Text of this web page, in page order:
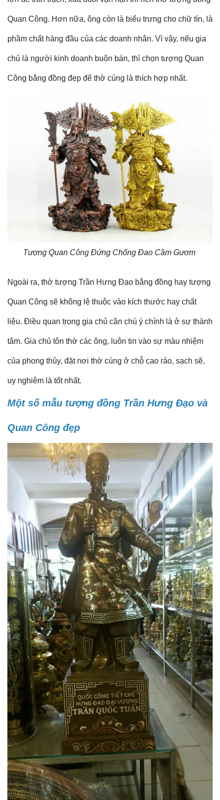
Quan Công. Hơn nữa, ông còn là biểu trưng cho chữ tín, là
phầm chất hàng đầu của các doanh nhân. Vì vậy, nếu gia
chủ là người kinh doanh buôn bán, thì chọn tượng Quan
Công bằng đồng đẹp để thờ cúng là thích hợp nhất.
Tượng Quan Công Đứng Chống Đao Cầm Gươm
Ngoài ra, thờ tượng Trần Hưng Đạo bằng đồng hay tượng
Quan Công sẽ không lệ thuộc vào kích thước hay chất
liệu. Điều quan trọng gia chủ cần chú ý chính là ở sự thành
tâm. Gia chủ tôn thờ các ông, luôn tin vào sự màu nhiệm
của phong thủy, đặt nơi thờ cúng ở chỗ cao ráo, sạch sẽ,
uy nghiêm là tốt nhất.
Một số mẫu tượng đồng Trần Hưng Đạo và
Quan Công đẹp